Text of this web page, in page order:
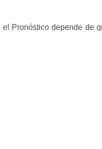
Pronóstico depende de